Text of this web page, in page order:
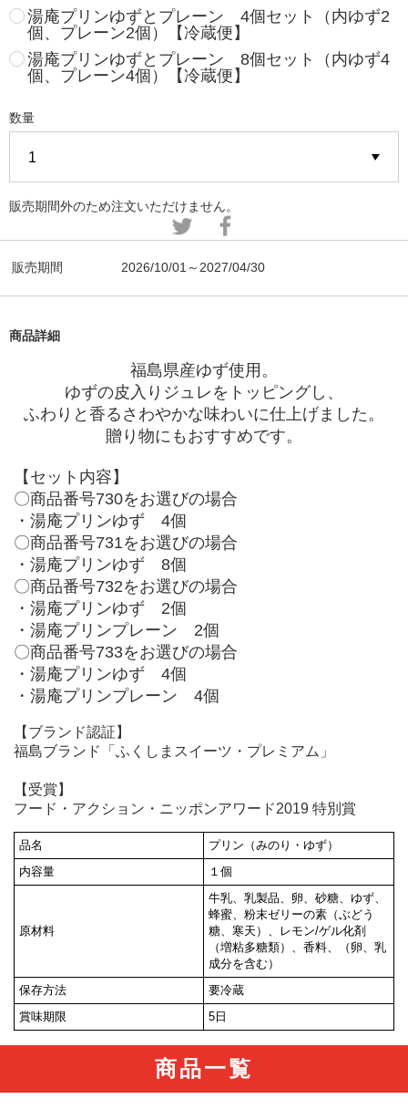
湯庵プリンゆずとプレーン 4個セット（内ゆず2
個、プレーン2個）【冷蔵便】
湯庵プリンゆずとプレーン 8個セット（内ゆず4
個、プレーン4個）【冷蔵便】
数量
販売期間外のため注文いただけません。
販売期間 2026/10/01～2027/04/30
商品詳細
福島県産ゆず使用。
ゆずの皮入りジュレをトッピングし、
ふわりと香るさわやかな味わいに仕上げました。
贈り物にもおすすめです。
【セット内容】
〇商品番号730をお選びの場合
・湯庵プリンゆず 4個
〇商品番号731をお選びの場合
・湯庵プリンゆず 8個
〇商品番号732をお選びの場合
・湯庵プリンゆず 2個
・湯庵プリンプレーン 2個
〇商品番号733をお選びの場合
・湯庵プリンゆず 4個
・湯庵プリンプレーン 4個
【ブランド認証】
福島ブランド「ふくしまスイーツ・プレミアム」
【受賞】
フード・アクション・ニッポンアワード2019 特別賞
品名
プリン（みのり・ゆず）
内容量
１個
原材料
牛乳、乳製品、卵、砂糖、ゆず、
蜂蜜、粉末ゼリーの素（ぶどう
糖、寒天）、レモン/ゲル化剤
（増粘多糖類）、香料、（卵、乳
成分を含む）
保存方法
要冷蔵
賞味期限
5日
商品一覧